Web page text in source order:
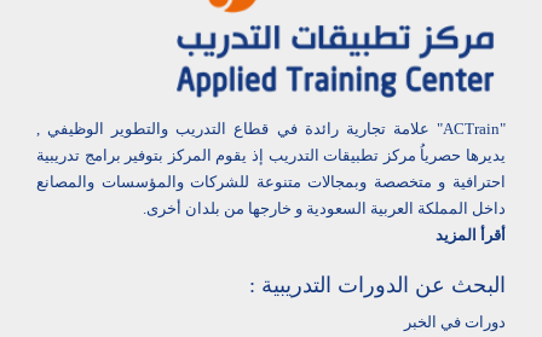
"ACTrain" علامة تجارية رائدة في قطاع التدريب والتطوير الوظيفي ,
يديرها حصرياُ مركز تطبيقات التدريب إذ يقوم المركز بتوفير برامج تدريبية
احترافية و متخصصة وبمجالات متنوعة للشركات والمؤسسات والمصانع
داخل المملكة العربية السعودية و خارجها من بلدان أخرى.
أقرأ المزيد
البحث عن الدورات التدريبية :
دورات في الخبر